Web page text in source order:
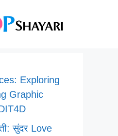
Exploring
Graphic
सुंदर Love